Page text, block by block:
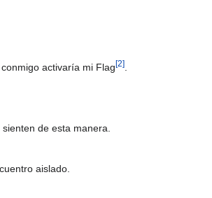
activaría mi Flag[2]
de esta manera.
aislado.